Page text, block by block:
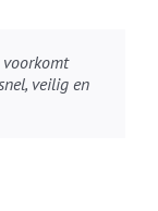
veilig en